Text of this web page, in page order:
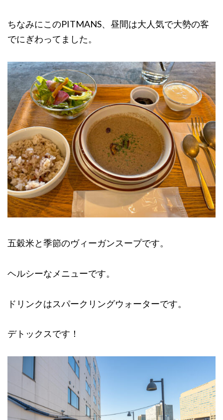
ちなみにこのPITMANS、昼間は大人気で大勢の客
でにぎわってました。
五穀米と季節のヴィーガンスープです。
ヘルシーなメニューです。
ドリンクはスパークリングウォーターです。
デトックスです！